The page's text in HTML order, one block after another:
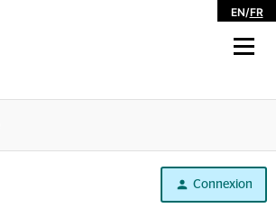
EN/FR
Connexion